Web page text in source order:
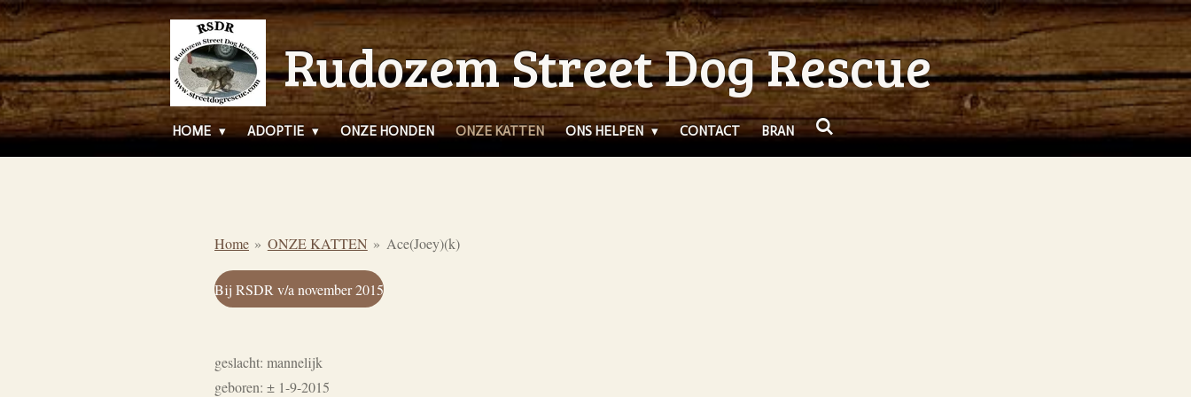
Ga
direct
naar
de
hoofdinhoud
Rudozem Street Dog Rescue
HOME ADOPTIE ONZE HONDEN ONZE KATTEN ONS HELPEN CONTACT BRAN
Home » ONZE KATTEN » Ace(Joey)(k)
Bij RSDR v/a november 2015
geslacht: mannelijk
geboren: ± 1-9-2015